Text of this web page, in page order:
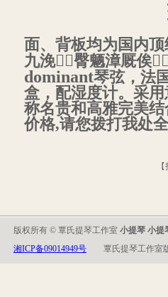
面、背板均为国内
九浼臀魉漳厩俟
dominant琴弦，法
盒，配湿度计。采
称名贵和高雅完美
价格,请您拨打我处
【
版权所有 © 覃氏提琴工作室 小提琴 小提
湘ICP备09014949号
覃氏提琴工作室